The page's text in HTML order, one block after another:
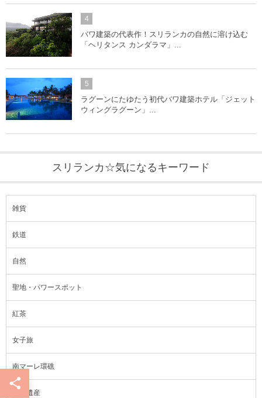
4
バワ建築の代表作！スリランカの自然に溶け込む
「ヘリタンス カンダラマ」...
5
ラグーンにたゆたう初代バワ建築ホテル「ジェット
ウィングラグーン」...
スリランカ☆気になるキーワード
雑貨
鉄道
自然
聖地・パワースポット
紅茶
女子旅
南マーレ環礁
世界遺産